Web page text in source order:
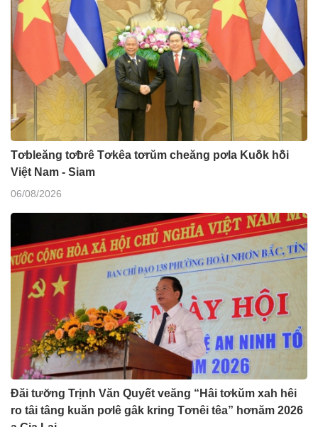
Tơbleăng tơƀrê Tơkêa tơrŭm cheăng pơla Kuô̆k hô̆i
Việt Nam - Siam
06/08/2026
Đăi tươ̆ng Trịnh Văn Quyết veăng “Hâi tơkŭm xah hêi
ro tâi tâng kuăn pơlê gâk kring Tơnêi têa” hơnăm 2026